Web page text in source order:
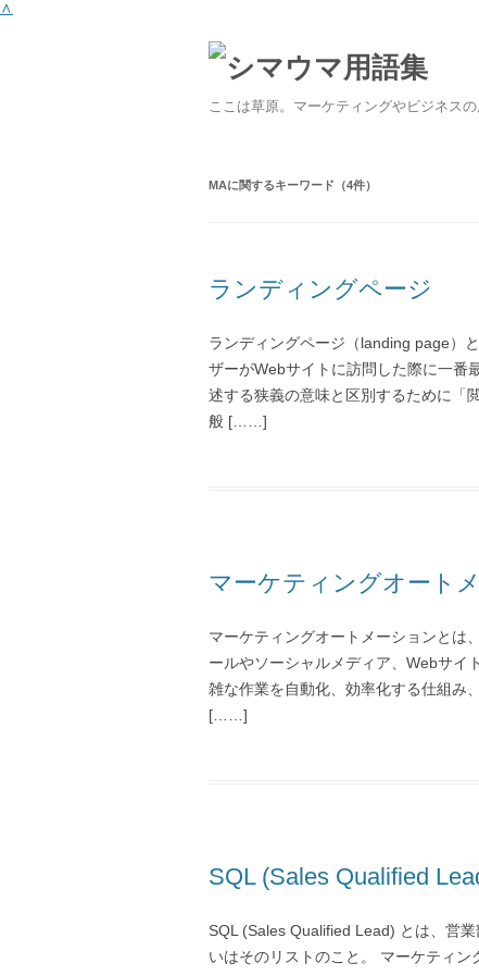
∧
ここは草原。マーケティングやビジネスの
MAに関するキーワード（4件）
ランディングページ
ランディングページ（landing page）
ザーがWebサイトに訪問した際に一番
述する狭義の意味と区別するために「
般 [……]
マーケティングオート
マーケティングオートメーションとは
ールやソーシャルメディア、Webサイ
雑な作業を自動化、効率化する仕組み
[……]
SQL (Sales Qualified
SQL (Sales Qualified Lead) とは、営
いはそのリストのこと。 マーケティ